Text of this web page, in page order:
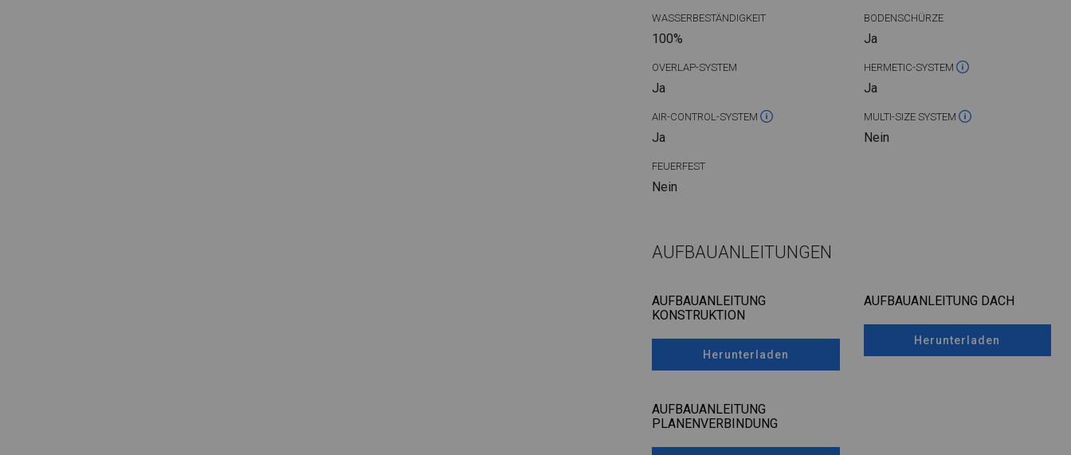
WASSERBESTÄNDIGKEIT
100%
BODENSCHÜRZE
Ja
OVERLAP-SYSTEM
Ja
HERMETIC-SYSTEM
Ja
AIR-CONTROL-SYSTEM
Ja
MULTI-SIZE SYSTEM
Nein
FEUERFEST
Nein
AUFBAUANLEITUNGEN
AUFBAUANLEITUNG
KONSTRUKTION
Herunterladen
AUFBAUANLEITUNG DACH
Herunterladen
AUFBAUANLEITUNG
PLANENVERBINDUNG